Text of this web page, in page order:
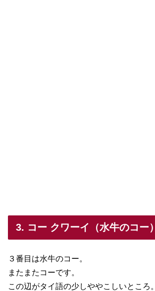
3. コー クワーイ（水牛のコー）
３番目は水牛のコー。
またまたコーです。
この辺がタイ語の少しややこしいところ。